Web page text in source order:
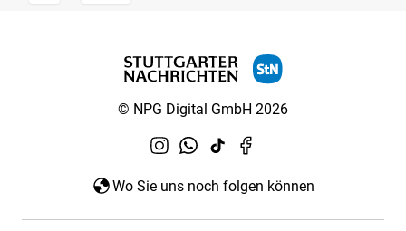
© NPG Digital GmbH 2026
Wo Sie uns noch folgen können